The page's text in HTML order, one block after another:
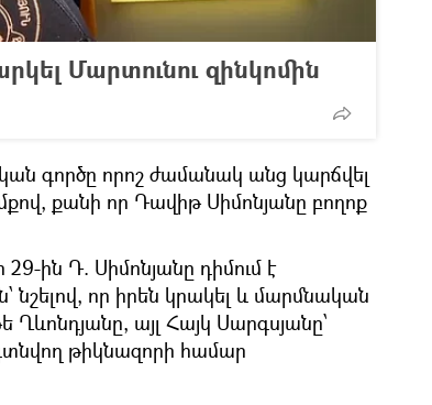
Մարտունու զինկոմին
գործը որոշ ժամանակ անց կարճվել
քանի որ Դավիթ Սիմոնյանը բողոք
ին Դ. Սիմոնյանը դիմում է
նշելով, որ իրեն կրակել և մարմնական
այլ Հայկ Սարգսյանը՝
թիկնազորի համար